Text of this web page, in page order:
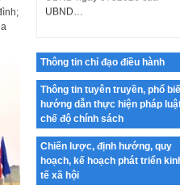
Ban hành Danh mục vị trí khai
Kế hoạch Tổ chức Cuộc thi
chính luận về bảo vệ nền tảng
tưởng của Đảng…
Công bố công khai dự toán kinh
phí xây dựng pháp luật, hoàn
thiện thể chế, chính…
Quy định về nghiên cứu, ứng
Thông tin chỉ đạo điều hành
Thông tin tuyên truyền, phổ
hướng dẫn thực hiện pháp
chế độ chính sách
Chiến lược, định hướng, quy
hoạch, kế hoạch phát triển
tế xã hội